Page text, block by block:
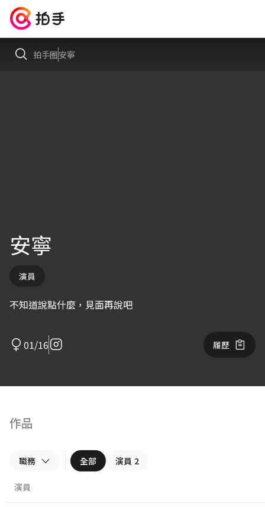
拍手圈安寧
安寧
演員
不知道說點什麼，見面再說吧
01/16 履歷
作品
職務 全部 演員 2
演員